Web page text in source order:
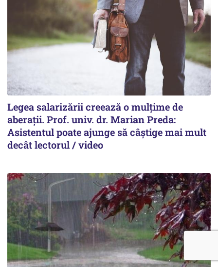
Legea salarizării creează o mulțime de
aberații. Prof. univ. dr. Marian Preda:
Asistentul poate ajunge să câștige mai mult
decât lectorul / video